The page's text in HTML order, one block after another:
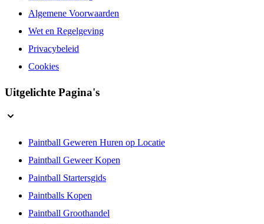
Algemene Voorwaarden
Wet en Regelgeving
Privacybeleid
Cookies
Uitgelichte Pagina's
Paintball Geweren Huren op Locatie
Paintball Geweer Kopen
Paintball Startersgids
Paintballs Kopen
Paintball Groothandel